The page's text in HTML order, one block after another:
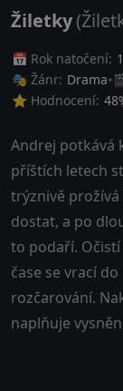
Žiletky
📅 Rok natočení:
🎭 Žánr: Drama
⭐ Hodnocení: 48
Andrej potkává
příštích letech
trýznivě
dostat, a po
to podaří. Očistí
čase se vrací
rozčarování.
naplňuje